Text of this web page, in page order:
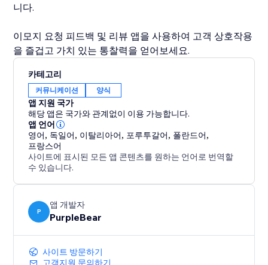
니다.
이모지 요청 피드백 및 리뷰 앱을 사용하여 고객 상호작용
을 즐겁고 가치 있는 통찰력을 얻어보세요.
카테고리
커뮤니케이션 양식
앱 지원 국가
해당 앱은 국가와 관계없이 이용 가능합니다.
앱 언어
영어, 독일어, 이탈리아어, 포루투갈어, 폴란드어,
프랑스어
사이트에 표시된 모든 앱 콘텐츠를 원하는 언어로 번역할
수 있습니다.
P
앱 개발자
PurpleBear
사이트 방문하기
고객지원 문의하기